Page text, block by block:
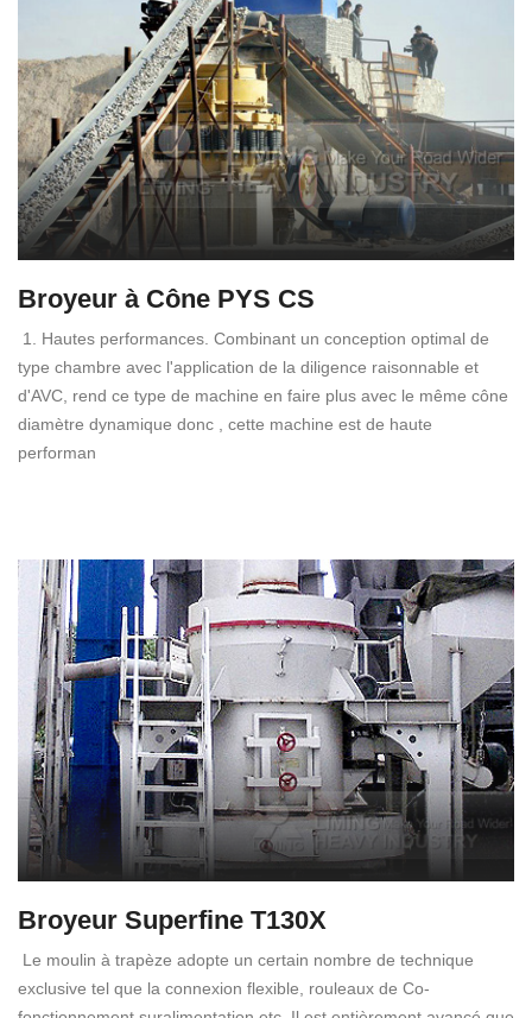
Broyeur à Cône PYS CS
1. Hautes performances. Combinant un conception optimal de
type chambre avec l'application de la diligence raisonnable et
d'AVC, rend ce type de machine en faire plus avec le même cône
diamètre dynamique donc , cette machine est de haute
performan
Broyeur Superfine T130X
Le moulin à trapèze adopte un certain nombre de technique
exclusive tel que la connexion flexible, rouleaux de Co-